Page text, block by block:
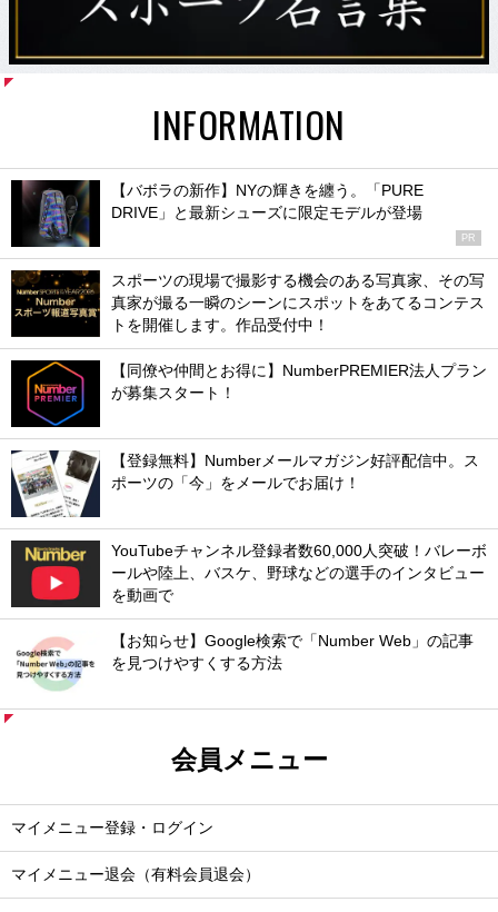
INFORMATION
【バボラの新作】NYの輝きを纏う。「PURE
DRIVE」と最新シューズに限定モデルが登場
PR
スポーツの現場で撮影する機会のある写真家、その写
真家が撮る一瞬のシーンにスポットをあてるコンテス
トを開催します。作品受付中！
【同僚や仲間とお得に】NumberPREMIER法人プラン
が募集スタート！
【登録無料】Numberメールマガジン好評配信中。ス
ポーツの「今」をメールでお届け！
YouTubeチャンネル登録者数60,000人突破！バレーボ
ールや陸上、バスケ、野球などの選手のインタビュー
を動画で
【お知らせ】Google検索で「Number Web」の記事
を見つけやすくする方法
会員メニュー
マイメニュー登録・ログイン
マイメニュー退会（有料会員退会）